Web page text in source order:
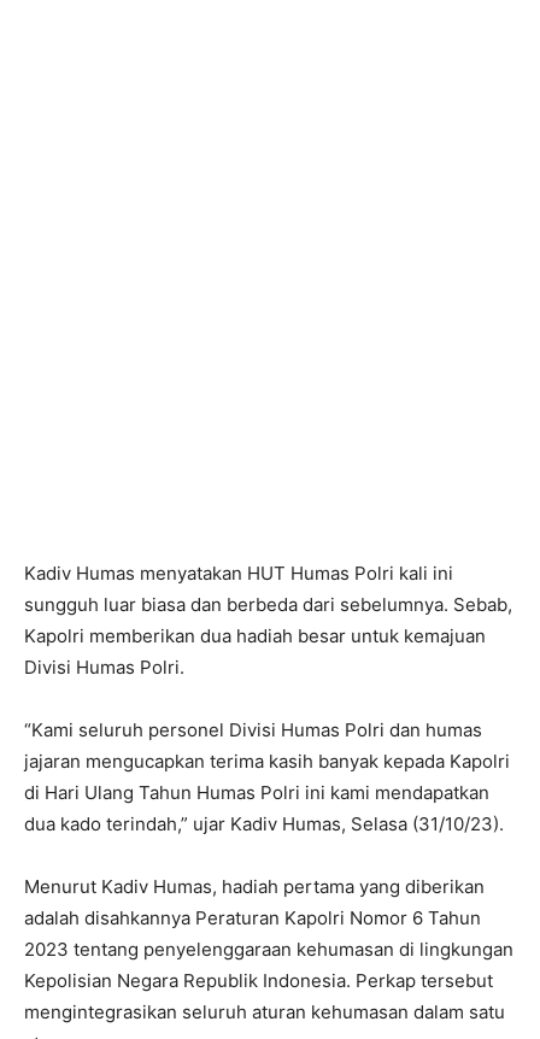
Kadiv Humas menyatakan HUT Humas Polri kali ini
sungguh luar biasa dan berbeda dari sebelumnya. Sebab,
Kapolri memberikan dua hadiah besar untuk kemajuan
Divisi Humas Polri.
“Kami seluruh personel Divisi Humas Polri dan humas
jajaran mengucapkan terima kasih banyak kepada Kapolri
di Hari Ulang Tahun Humas Polri ini kami mendapatkan
dua kado terindah,” ujar Kadiv Humas, Selasa (31/10/23).
Menurut Kadiv Humas, hadiah pertama yang diberikan
adalah disahkannya Peraturan Kapolri Nomor 6 Tahun
2023 tentang penyelenggaraan kehumasan di lingkungan
Kepolisian Negara Republik Indonesia. Perkap tersebut
mengintegrasikan seluruh aturan kehumasan dalam satu